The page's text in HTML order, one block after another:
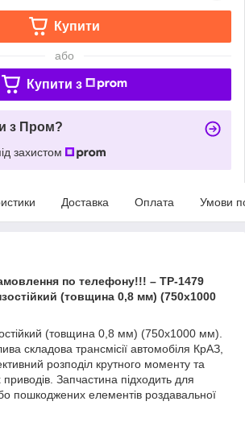
Купити
або
Купити з
з Пром?
захистом
Доставка Оплата Умови
по телефону!!! – TP-1479
(товщина 0,8 мм) (750х1000
(товщина 0,8 мм) (750х1000 мм).
складова трансмісії автомобіля КрАЗ,
розподіл крутного моменту та
приводів. Запчастина підходить для
пошкоджених елементів роздавальної